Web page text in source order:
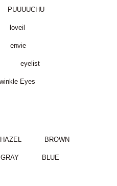
PUUUUCHU
loveil
envie
eyelist
Eyes
HAZEL BROWN
GRAY BLUE